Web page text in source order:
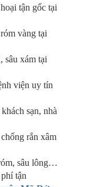
tận gốc tại
vàng tại
sâu xám tại
viện uy tín
sạn, nhà
rắn xâm
sâu lông…
tận